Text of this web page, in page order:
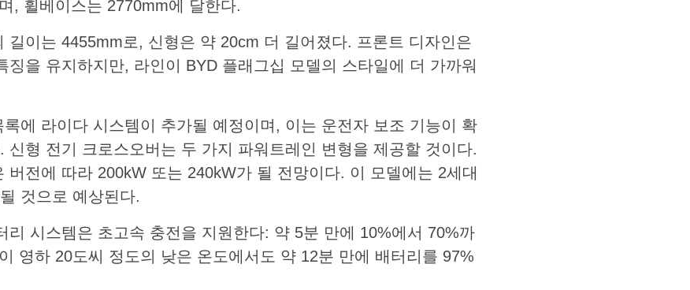
, 휠베이스는 2770mm에 달한다.
길이는 4455mm로, 신형은 약 20cm 더 길어졌다. 프론트 디자인은
징을 유지하지만, 라인이 BYD 플래그십 모델의 스타일에 더 가까워
에 라이다 시스템이 추가될 예정이며, 이는 운전자 보조 기능이 확
신형 전기 크로스오버는 두 가지 파워트레인 변형을 제공할 것이다.
버전에 따라 200kW 또는 240kW가 될 전망이다. 이 모델에는 2세대
것으로 예상된다.
리 시스템은 초고속 충전을 지원한다: 약 5분 만에 10%에서 70%까
영하 20도씨 정도의 낮은 온도에서도 약 12분 만에 배터리를 97%